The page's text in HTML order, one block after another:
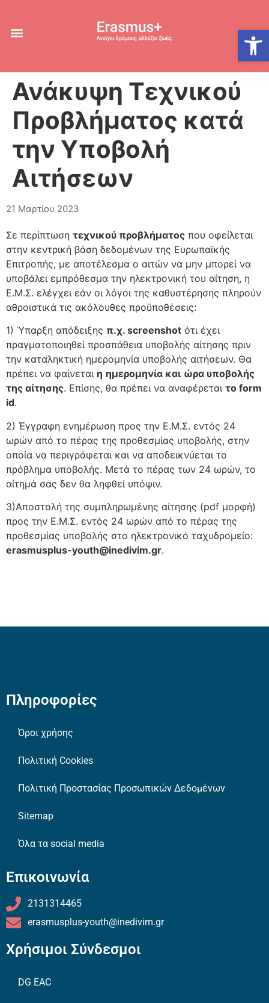
Ανάκυψη Τεχνικού
Προβλήματος κατά
την Υποβολή
Αιτήσεων
21 Μαρτίου 2023
Σε περίπτωση τεχνικού προβλήματος που οφείλεται
στην κεντρική βάση δεδομένων της Ευρωπαϊκής
Επιτροπής, με αποτέλεσμα ο αιτών να μην μπορεί να
υποβάλει εμπρόθεσμα την ηλεκτρονική του αίτηση, η
Ε.Μ.Σ. ελέγχει εάν οι λόγοι της καθυστέρησης πληρούν
αθροιστικά τις ακόλουθες προϋποθέσεις:
1) Ύπαρξη απόδειξης π.χ. screenshot ότι έχει
πραγματοποιηθεί προσπάθεια υποβολής αίτησης πριν
την καταληκτική ημερομηνία υποβολής αιτήσεων. Θα
πρέπει να φαίνεται η ημερομηνία και ώρα υποβολής
της αίτησης. Επίσης, θα πρέπει να αναφέρεται το form
id.
2) Έγγραφη ενημέρωση προς την Ε.Μ.Σ. εντός 24
ωρών από το πέρας της προθεσμίας υποβολής, στην
οποία να περιγράφεται και να αποδεικνύεται το
πρόβλημα υποβολής. Μετά το πέρας των 24 ωρών, το
αίτημά σας δεν θα ληφθεί υπόψιν.
3)Αποστολή της συμπληρωμένης αίτησης (pdf μορφή)
προς την Ε.Μ.Σ. εντός 24 ωρών από το πέρας της
προθεσμίας υποβολής στο ηλεκτρονικό ταχυδρομείο:
erasmusplus-youth@inedivim.gr.
Πληροφορίες
Όροι χρήσης
Πολιτική Cookies
Πολιτική Προστασίας Προσωπικών Δεδομένων
Sitemap
Όλα τα social media
Επικοινωνία
2131314465
erasmusplus-youth@inedivim.gr
Χρήσιμοι Σύνδεσμοι
DG EAC